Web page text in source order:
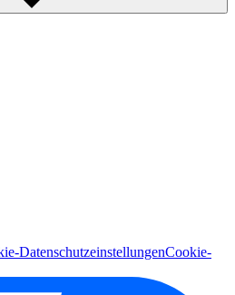
DatenschutzeinstellungenCookie-